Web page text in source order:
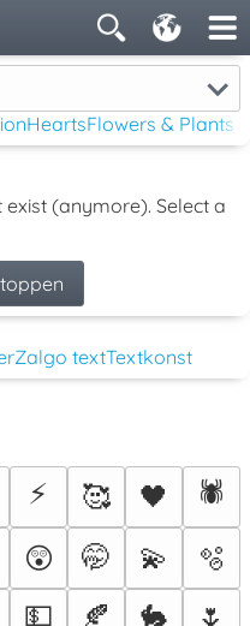
HeartsFlowers & Plants
(anymore). Select a
Zalgo textTextkonst
⚡ 🥰 🖤
🕷️
😲 🤭 💫
🫧
💵 🍂 🐇
🌷